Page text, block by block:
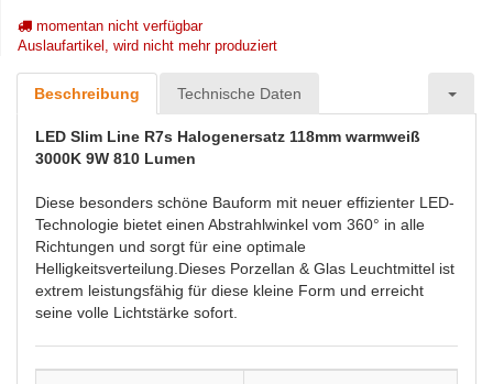
momentan nicht verfügbar
Auslaufartikel, wird nicht mehr produziert
Beschreibung Technische Daten
LED Slim Line R7s Halogenersatz 118mm warmweiß
3000K 9W 810 Lumen
Diese besonders schöne Bauform mit neuer effizienter LED-
Technologie bietet einen Abstrahlwinkel vom 360° in alle
Richtungen und sorgt für eine optimale
Helligkeitsverteilung. Dieses Porzellan & Glas Leuchtmittel ist
extrem leistungsfähig für diese kleine Form und erreicht
seine volle Lichtstärke sofort.